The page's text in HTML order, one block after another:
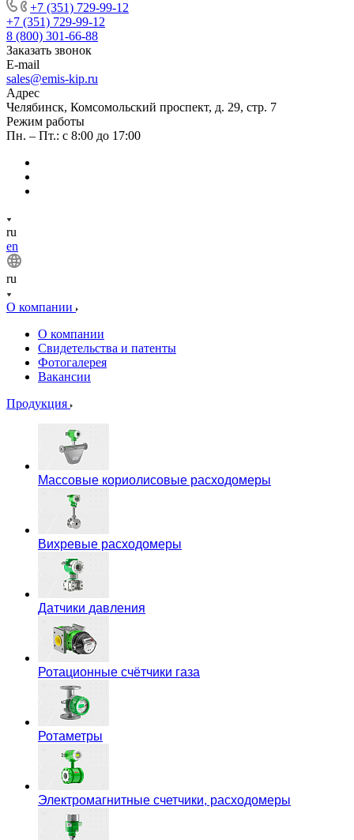
+7 (351) 729-99-12
+7 (351) 729-99-12
8 (800) 301-66-88
Заказать звонок
E-mail
sales@emis-kip.ru
Адрес
Челябинск, Комсомольский проспект, д. 29, стр. 7
Режим работы
Пн. – Пт.: с 8:00 до 17:00
ru
en
ru
О компании
О компании
Свидетельства и патенты
Фотогалерея
Вакансии
Продукция
Массовые кориолисовые расходомеры
Вихревые расходомеры
Датчики давления
Ротационные счётчики газа
Ротаметры
Электромагнитные счетчики, расходомеры